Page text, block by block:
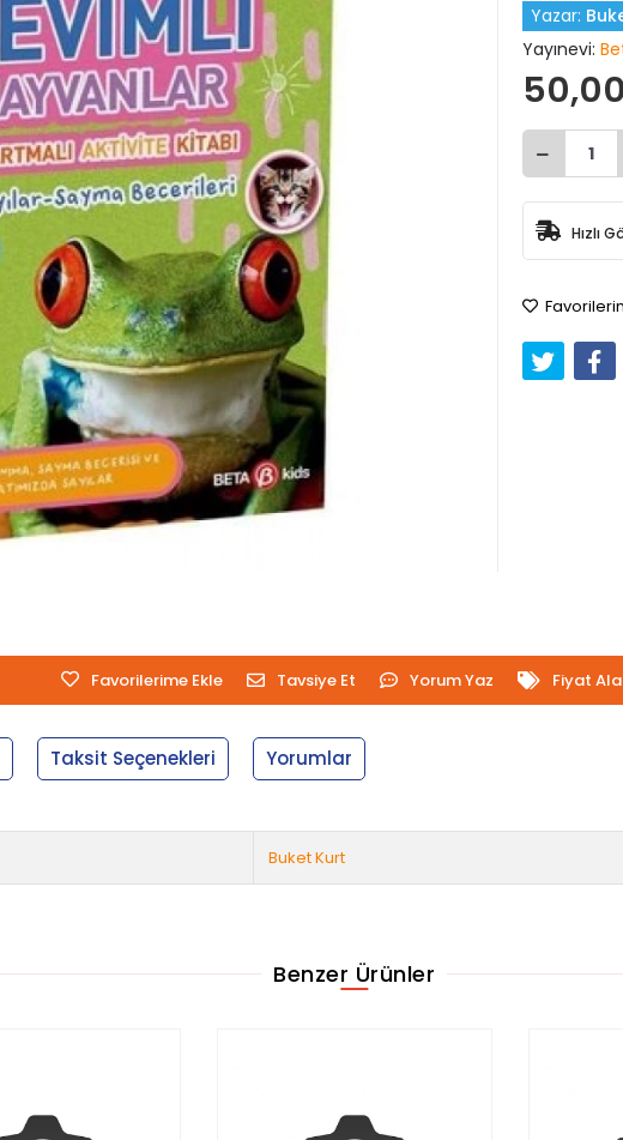
Yazar:
Yayınevi:
Hızlı
Favorilerime Ekle Tavsiye Et Yorum Yaz Fiyat
Taksit Seçenekleri Yorumlar
Buket Kurt
Benzer Ürünler